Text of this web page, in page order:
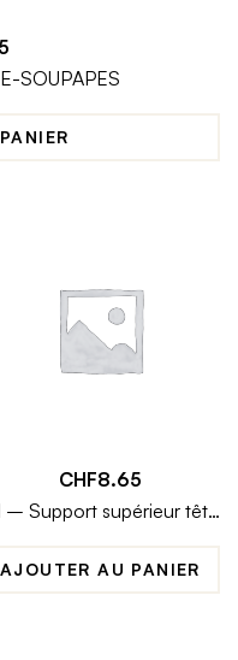
SOUPAPES
CHF8.65
– Support supérieur tête
AJOUTER AU PANIER